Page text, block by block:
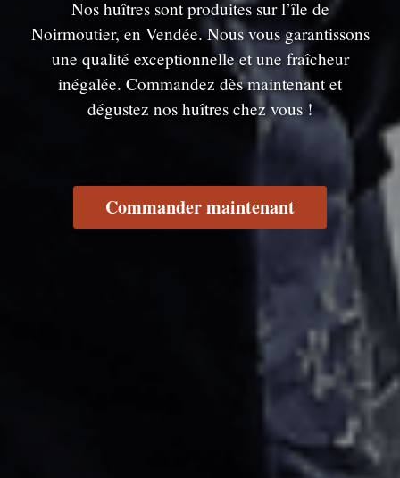
Nos huîtres sont produites sur l’île de
Noirmoutier, en Vendée. Nous vous garantissons
une qualité exceptionnelle et une fraîcheur
inégalée. Commandez dès maintenant et
dégustez nos huîtres chez vous !
Commander maintenant